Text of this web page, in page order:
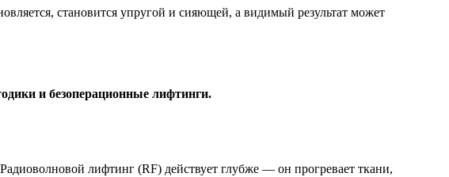
становится упругой и сияющей, а видимый результат может
и безоперационные лифтинги.
лифтинг (RF) действует глубже — он прогревает ткани,